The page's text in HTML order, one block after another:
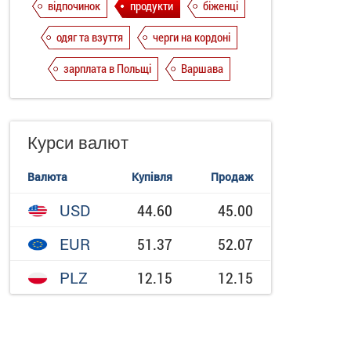
відпочинок продукти
біженці
одяг та взуття
черги на кордоні
зарплата в Польщі
Варшава
Курси валют
Валюта Купівля Продаж
USD 44.60
45.00
EUR
51.37
52.07
PLZ
12.15 12.15